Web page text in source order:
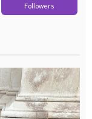
Followers